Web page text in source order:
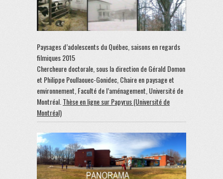
Paysages d’adolescents du Québec, saisons en regards
filmiques 2015
Chercheure doctorale, sous la direction de Gérald Domon
et Philippe Poullaouec-Gonidec, Chaire en paysage et
environnement, Faculté de l’aménagement, Université de
Montréal. Thèse en ligne sur Papyrus (Université de
Montréal)